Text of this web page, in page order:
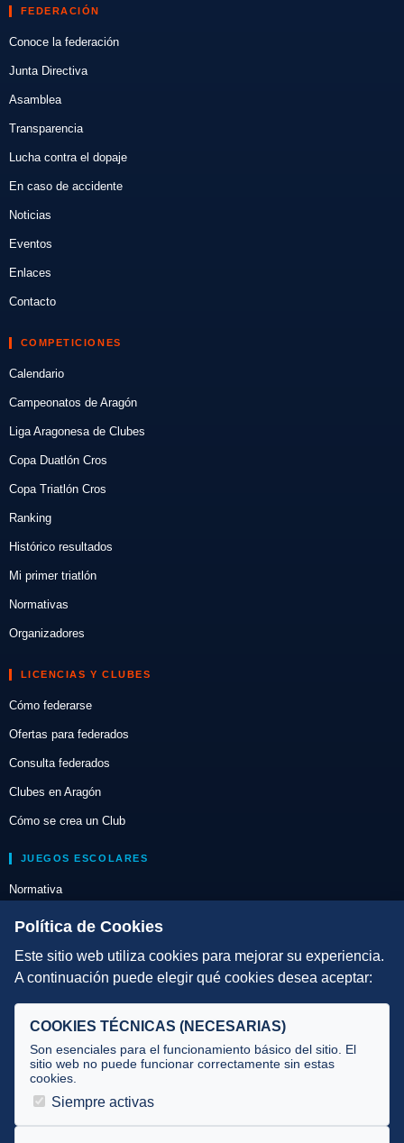
FEDERACIÓN
Conoce la federación
Junta Directiva
Asamblea
Transparencia
Lucha contra el dopaje
En caso de accidente
Noticias
Eventos
Enlaces
Contacto
COMPETICIONES
Calendario
Campeonatos de Aragón
Liga Aragonesa de Clubes
Copa Duatlón Cros
Copa Triatlón Cros
Ranking
Histórico resultados
Mi primer triatlón
Normativas
Organizadores
LICENCIAS Y CLUBES
Cómo federarse
Ofertas para federados
Consulta federados
Clubes en Aragón
Cómo se crea un Club
JUEGOS ESCOLARES
Normativa
Escuelas de Triatlón
DIRECCIÓN TÉCNICA
Selecciones
Tecnificación
JUECES Y OFICIALES
Política de Cookies
Este sitio web utiliza cookies para mejorar su experiencia.
A continuación puede elegir qué cookies desea aceptar:
COOKIES TÉCNICAS (NECESARIAS)
Son esenciales para el funcionamiento básico del sitio. El
sitio web no puede funcionar correctamente sin estas
cookies.
Siempre activas